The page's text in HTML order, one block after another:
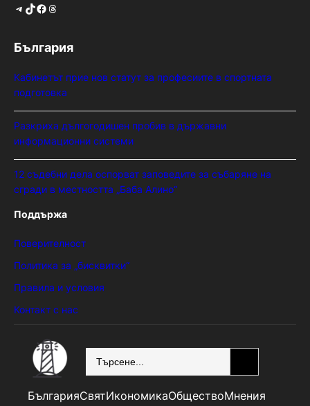
Telegram TikTok Facebook Threads
България
Кабинетът прие нов статут за професиите в спортната
подготовка
Разкриха дългогодишен пробив в държавни
информационни системи
12 съдебни дела оспорват заповедите за събаряне на
сгради в местността „Баба Алино“
Поддържа
Поверителност
Политика за „бисквитки“
Правила и условия
Контакт с нас
БългарияСвятИкономикаОбществоМнения